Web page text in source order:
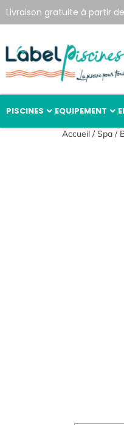
Livraison gratuite à partir
PISCINES EQUIPEMENT
Accueil /Spa /